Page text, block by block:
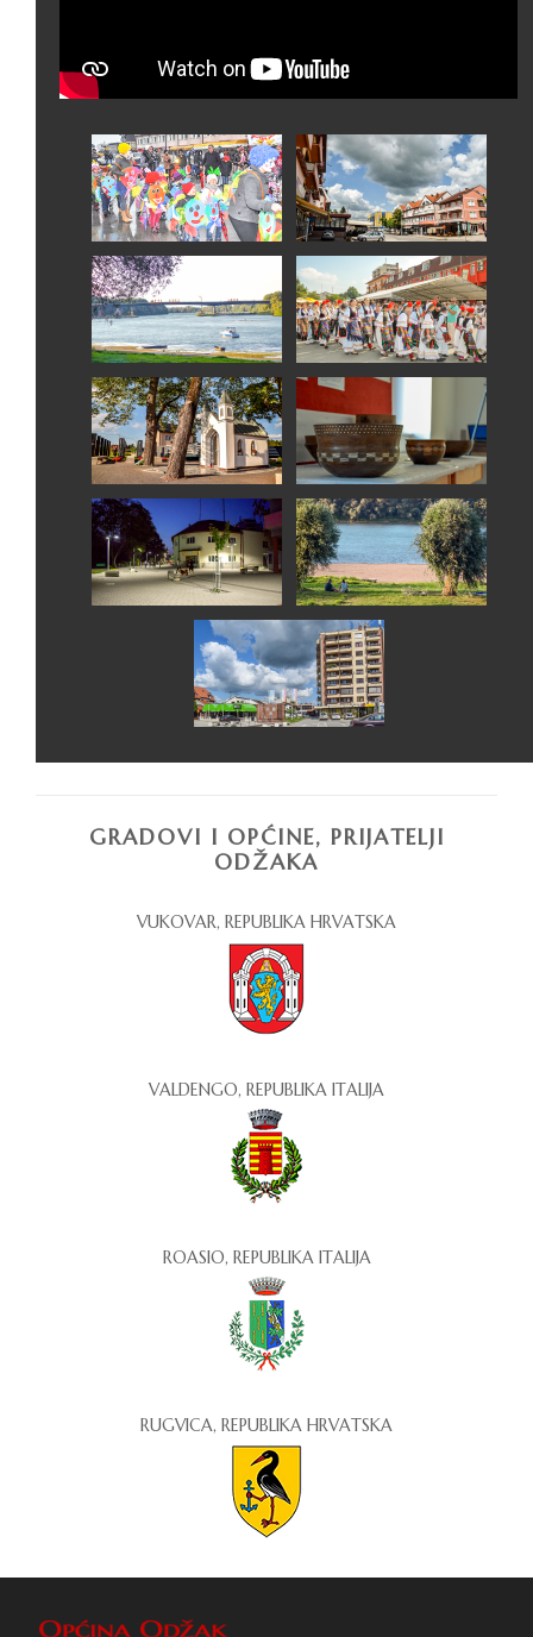
GRADOVI I OPĆINE, PRIJATELJI
ODŽAKA
VUKOVAR, REPUBLIKA HRVATSKA
VALDENGO, REPUBLIKA ITALIJA
ROASIO, REPUBLIKA ITALIJA
RUGVICA, REPUBLIKA HRVATSKA